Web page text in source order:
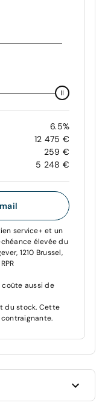
6.5%
12 475 €
259 €
5 248 €
service+ et un
élevée du
1210 Brussel,
aussi de
du stock. Cette